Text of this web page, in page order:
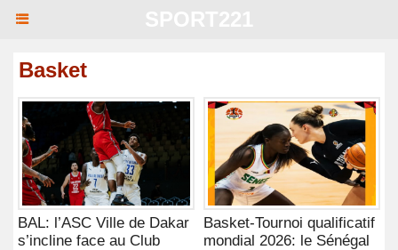
Basket
BAL: l’ASC Ville de Dakar
s’incline face au Club
Basket-Tournoi qualificatif
mondial 2026: le Sénégal